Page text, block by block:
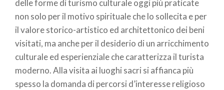
delle forme di turismo culturale oggi più praticate
non solo per il motivo spirituale che lo sollecita e per
il valore storico-artistico ed architettonico dei beni
visitati, ma anche per il desiderio di un arricchimento
culturale ed esperienziale che caratterizza il turista
moderno. Alla visita ai luoghi sacri si affianca più
spesso la domanda di percorsi d’interesse religioso